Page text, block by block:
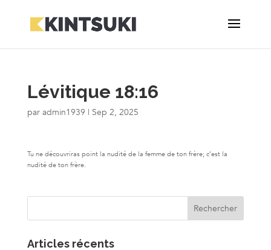
Lévitique 18:16
par admin1939 | Sep 2, 2025
Tu ne découvriras point la nudité de la femme de ton frère; c’est la
nudité de ton frère.
Articles récents